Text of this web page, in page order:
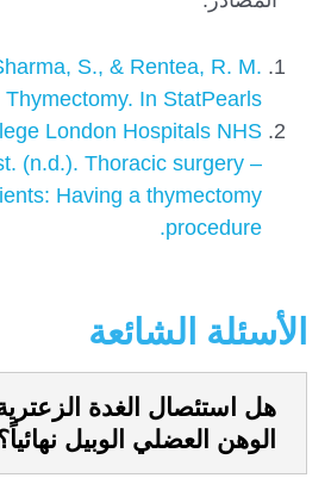
S., & Rentea, R. M.
Thymectomy. In StatPearls
London Hospitals NHS
(n.d.). Thoracic surgery –
Having a thymectomy
procedure.
الأسئلة الشائعة
هل استئصال الغدة
الوهن العضلي الوبيل